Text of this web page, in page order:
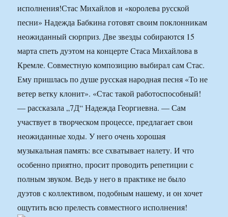
исполнения!Стас Михайлов и «королева русской
песни» Надежда Бабкина готовят своим поклонникам
неожиданный сюрприз. Две звезды собираются 15
марта спеть дуэтом на концерте Стаса Михайлова в
Кремле. Совместную композицию выбирал сам Стас.
Ему пришлась по душе русская народная песня «То не
ветер ветку клонит». «Стас такой работоспособный!
— рассказала „7Д“ Надежда Георгиевна. — Сам
участвует в творческом процессе, предлагает свои
неожиданные ходы. У него очень хорошая
музыкальная память: все схватывает налету. И что
особенно приятно, просит проводить репетиции с
полным звуком. Ведь у него в практике не было
дуэтов с коллективом, подобным нашему, и он хочет
ощутить всю прелесть совместного исполнения!